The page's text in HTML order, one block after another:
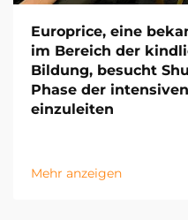
Europrice, eine
im Bereich der
Bildung, besucht
Phase der
einzuleiten
Mehr anzeigen